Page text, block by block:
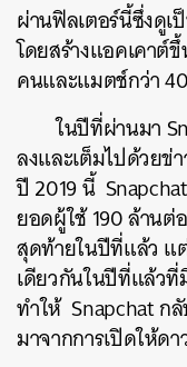
ผ่านฟิลเตอร์นี้ซึ่งดูเ
โดยสร้างแอคเคาต์
คนและแมตช์กว่า
ในปีที่ผ่านมา
ลงและเต็มไปด้วยข่
ปี 2019 นี้
ยอดผู้ใช้ 190 ล้านต่
สุดท้ายในปีที่แล้ว แ
เดียวกันในปีที่แล้วที่
ทำให้ Snapchat ก
มาจากการเปิดให้